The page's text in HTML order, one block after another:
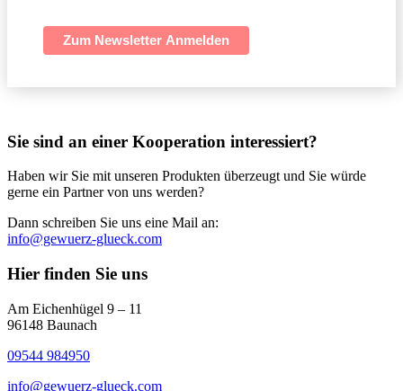
Zum Newsletter Anmelden
Sie sind an einer Kooperation interessiert?
Haben wir Sie mit unseren Produkten überzeugt und Sie würde
gerne ein Partner von uns werden?
Dann schreiben Sie uns eine Mail an:
info@gewuerz-glueck.com
Hier finden Sie uns
Am Eichenhügel 9 – 11
96148 Baunach
09544 984950
info@gewuerz-glueck.com